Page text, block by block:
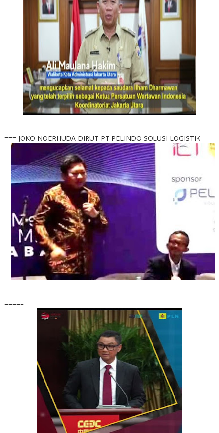
=== JOKO NOERHUDA DIRUT PT PELINDO SOLUSI LOGISTIK
=====